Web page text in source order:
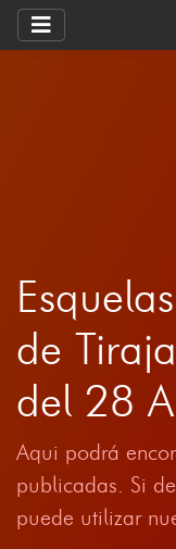
de
del 28
Aqui podrá
publicadas. Si
puede utilizar